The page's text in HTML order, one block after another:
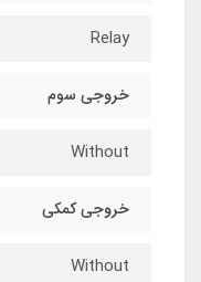
Relay
خروجی سوم
Without
خروجی کمکی
Without